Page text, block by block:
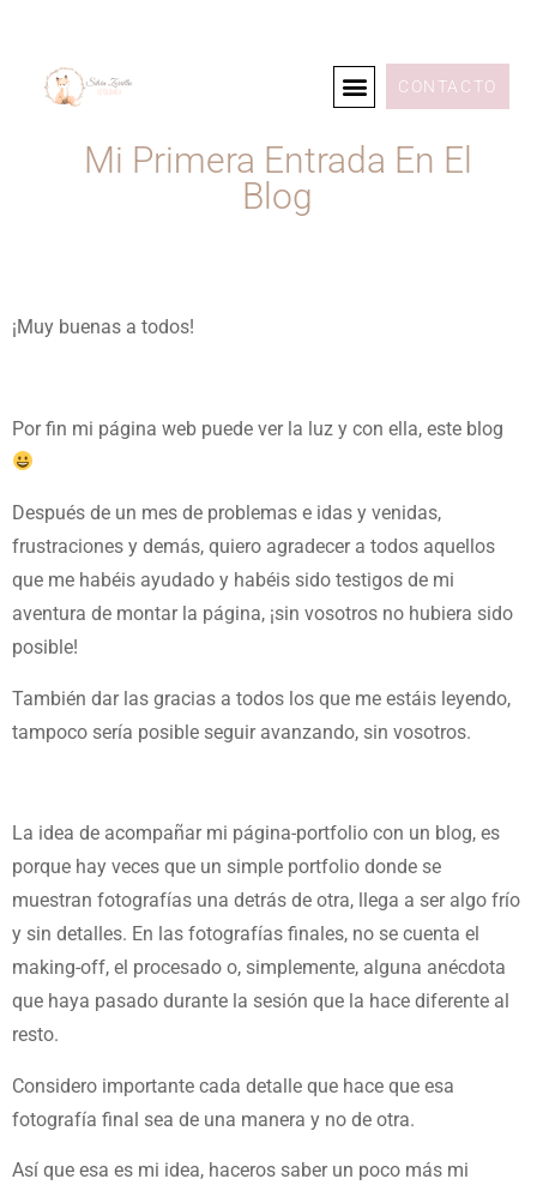
CONTACTO
Mi Primera Entrada En El
Blog
¡Muy buenas a todos!
Por fin mi página web puede ver la luz y con ella, este blog
Después de un mes de problemas e idas y venidas,
frustraciones y demás, quiero agradecer a todos aquellos
que me habéis ayudado y habéis sido testigos de mi
aventura de montar la página, ¡sin vosotros no hubiera sido
posible!
También dar las gracias a todos los que me estáis leyendo,
tampoco sería posible seguir avanzando, sin vosotros.
La idea de acompañar mi página-portfolio con un blog, es
porque hay veces que un simple portfolio donde se
muestran fotografías una detrás de otra, llega a ser algo frío
y sin detalles. En las fotografías finales, no se cuenta el
making-off, el procesado o, simplemente, alguna anécdota
que haya pasado durante la sesión que la hace diferente al
resto.
Considero importante cada detalle que hace que esa
fotografía final sea de una manera y no de otra.
Así que esa es mi idea, haceros saber un poco más mi